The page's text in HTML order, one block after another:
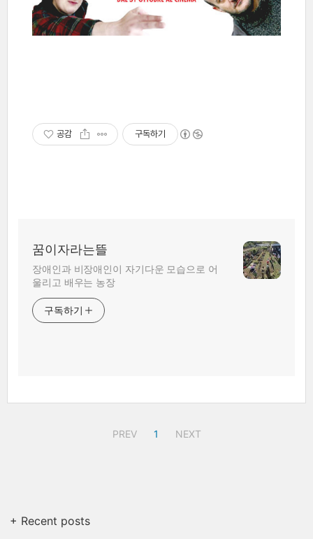
공감 구독하기
꿈이자라는뜰
장애인과 비장애인이 자기다운 모습으로 어
울리고 배우는 농장
구독하기
PREV 1 NEXT
+ Recent posts